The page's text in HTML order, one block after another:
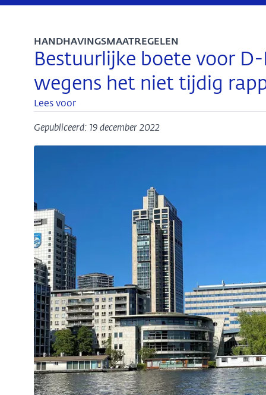
Bestuurlijke boete voor
wegens het niet tijdig
HANDHAVINGSMAATREGELEN
Lees voor
Gepubliceerd: 19 december 2022